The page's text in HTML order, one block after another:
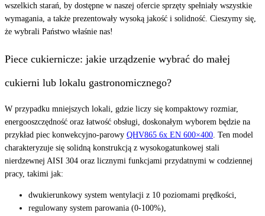
wszelkich starań, by dostępne w naszej ofercie sprzęty spełniały wszystkie
wymagania, a także prezentowały wysoką jakość i solidność. Cieszymy się,
że wybrali Państwo właśnie nas!
Piece cukiernicze: jakie urządzenie wybrać do małej
cukierni lub lokalu gastronomicznego?
W przypadku mniejszych lokali, gdzie liczy się kompaktowy rozmiar,
energooszczędność oraz łatwość obsługi, doskonałym wyborem będzie na
przykład piec konwekcyjno-parowy QHV865 6x EN 600×400. Ten model
charakteryzuje się solidną konstrukcją z wysokogatunkowej stali
nierdzewnej AISI 304 oraz licznymi funkcjami przydatnymi w codziennej
pracy, takimi jak:
dwukierunkowy system wentylacji z 10 poziomami prędkości,
regulowany system parowania (0-100%),